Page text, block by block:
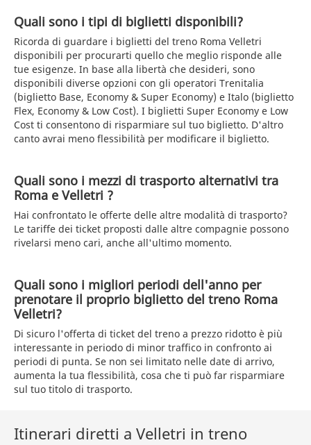
Quali sono i tipi di biglietti disponibili?
Ricorda di guardare i biglietti del treno Roma Velletri
disponibili per procurarti quello che meglio risponde alle
tue esigenze. In base alla libertà che desideri, sono
disponibili diverse opzioni con gli operatori Trenitalia
(biglietto Base, Economy & Super Economy) e Italo (biglietto
Flex, Economy & Low Cost). I biglietti Super Economy e Low
Cost ti consentono di risparmiare sul tuo biglietto. D'altro
canto avrai meno flessibilità per modificare il biglietto.
Quali sono i mezzi di trasporto alternativi tra
Roma e Velletri ?
Hai confrontato le offerte delle altre modalità di trasporto?
Le tariffe dei ticket proposti dalle altre compagnie possono
rivelarsi meno cari, anche all'ultimo momento.
Quali sono i migliori periodi dell'anno per
prenotare il proprio biglietto del treno Roma
Velletri?
Di sicuro l'offerta di ticket del treno a prezzo ridotto è più
interessante in periodo di minor traffico in confronto ai
periodi di punta. Se non sei limitato nelle date di arrivo,
aumenta la tua flessibilità, cosa che ti può far risparmiare
sul tuo titolo di trasporto.
Itinerari diretti a Velletri in treno